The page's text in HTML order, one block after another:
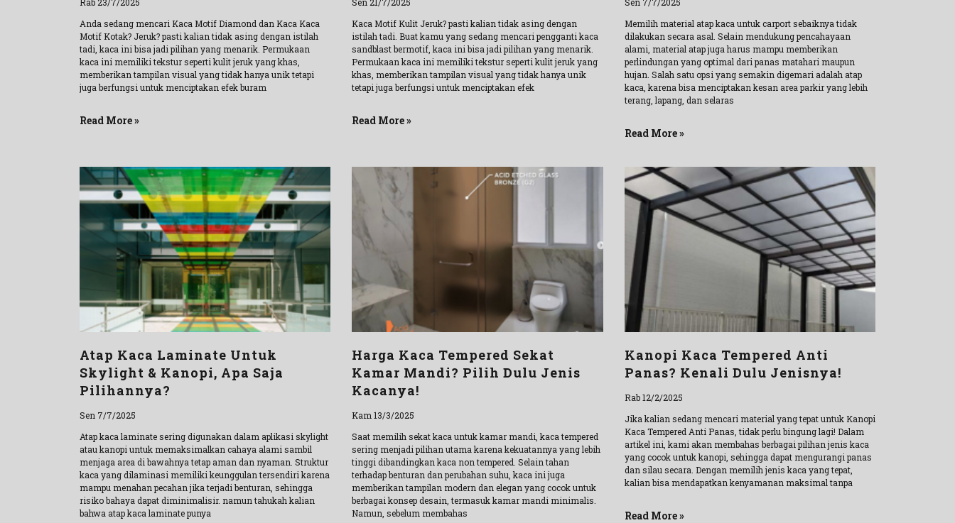
Anda sedang mencari Kaca Motif Diamond dan Kaca Kaca
Motif Kotak? Jeruk? pasti kalian tidak asing dengan istilah
tadi, kaca ini bisa jadi pilihan yang menarik. Permukaan
kaca ini memiliki tekstur seperti kulit jeruk yang khas,
memberikan tampilan visual yang tidak hanya unik tetapi
juga berfungsi untuk menciptakan efek buram
Read More »
Kaca Motif Kulit Jeruk? pasti kalian tidak asing dengan
istilah tadi. Buat kamu yang sedang mencari pengganti kaca
sandblast bermotif, kaca ini bisa jadi pilihan yang menarik.
Permukaan kaca ini memiliki tekstur seperti kulit jeruk yang
khas, memberikan tampilan visual yang tidak hanya unik
tetapi juga berfungsi untuk menciptakan efek
Read More »
Memilih material atap kaca untuk carport sebaiknya tidak
dilakukan secara asal. Selain mendukung pencahayaan
alami, material atap juga harus mampu memberikan
perlindungan yang optimal dari panas matahari maupun
hujan. Salah satu opsi yang semakin digemari adalah atap
kaca, karena bisa menciptakan kesan area parkir yang lebih
terang, lapang, dan selaras
Read More »
Atap Kaca Laminate Untuk
Skylight & Kanopi, Apa Saja
Pilihannya?
Sen 7/7/2025
Atap kaca laminate sering digunakan dalam aplikasi skylight
atau kanopi untuk memaksimalkan cahaya alami sambil
menjaga area di bawahnya tetap aman dan nyaman. Struktur
kaca yang dilaminasi memiliki keunggulan tersendiri karena
mampu menahan pecahan jika terjadi benturan, sehingga
risiko bahaya dapat diminimalisir. namun tahukah kalian
bahwa atap kaca laminate punya
Harga Kaca Tempered Sekat
Kamar Mandi? Pilih Dulu Jenis
Kacanya!
Kam 13/3/2025
Saat memilih sekat kaca untuk kamar mandi, kaca tempered
sering menjadi pilihan utama karena kekuatannya yang lebih
tinggi dibandingkan kaca non tempered. Selain tahan
terhadap benturan dan perubahan suhu, kaca ini juga
memberikan tampilan modern dan elegan yang cocok untuk
berbagai konsep desain, termasuk kamar mandi minimalis.
Namun, sebelum membahas
Kanopi Kaca Tempered Anti
Panas? Kenali Dulu Jenisnya!
Rab 12/2/2025
Jika kalian sedang mencari material yang tepat untuk Kanopi
Kaca Tempered Anti Panas, tidak perlu bingung lagi! Dalam
artikel ini, kami akan membahas berbagai pilihan jenis kaca
yang cocok untuk kanopi, sehingga dapat mengurangi panas
dan silau secara. Dengan memilih jenis kaca yang tepat,
kalian bisa mendapatkan kenyamanan maksimal tanpa
Read More »